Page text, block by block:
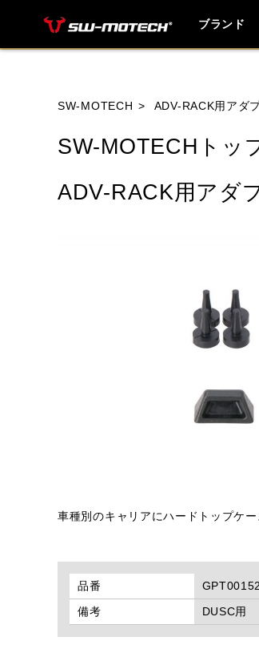
ブランド
SW-MOTECH ADV-RACK用アダ
SW-MOTECHトッ
ADV-RACK用アダ
車種別のキャリアにハードトップケ
品番
備考
DUSC用